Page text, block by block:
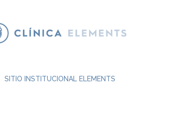
SITIO INSTITUCIONAL ELEMENTS